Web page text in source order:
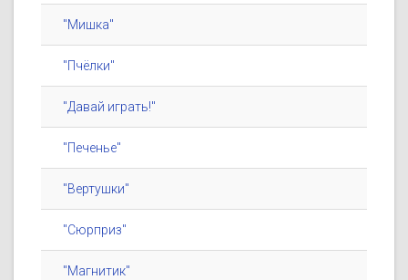
"Мишка"
"Пчёлки"
"Давай играть!"
"Печенье"
"Вертушки"
"Сюрприз"
"Магнитик"